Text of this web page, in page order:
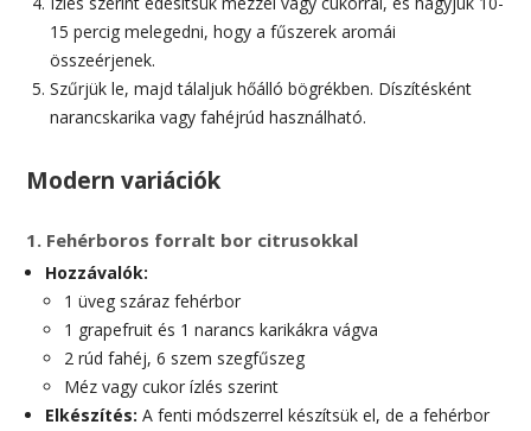
15 percig melegedni, hogy a fűszerek aromái
összeérjenek.
Szűrjük le, majd tálaljuk hőálló bögrékben. Díszítésként
narancskarika vagy fahéjrúd használható.
Modern variációk
1. Fehérboros forralt bor citrusokkal
Hozzávalók:
1 üveg száraz fehérbor
1 grapefruit és 1 narancs karikákra vágva
2 rúd fahéj, 6 szem szegfűszeg
Méz vagy cukor ízlés szerint
Elkészítés: A fenti módszerrel készítsük el, de a fehérbor